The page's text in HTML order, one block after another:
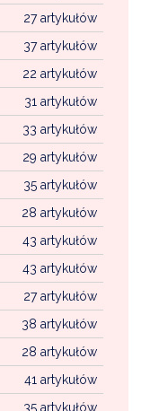
27 artykułów
37 artykułów
22 artykułów
31 artykułów
33 artykułów
29 artykułów
35 artykułów
28 artykułów
43 artykułów
43 artykułów
27 artykułów
38 artykułów
28 artykułów
41 artykułów
35 artykułów